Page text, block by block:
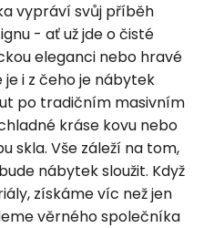
vypráví svůj příběh
- ať už jde o čisté
eleganci nebo hravé
i z čeho je nábytek
po tradičním masivním
kráse kovu nebo
skla. Vše záleží na tom,
nábytek sloužit. Když
získáme víc než jen
věrného společníka